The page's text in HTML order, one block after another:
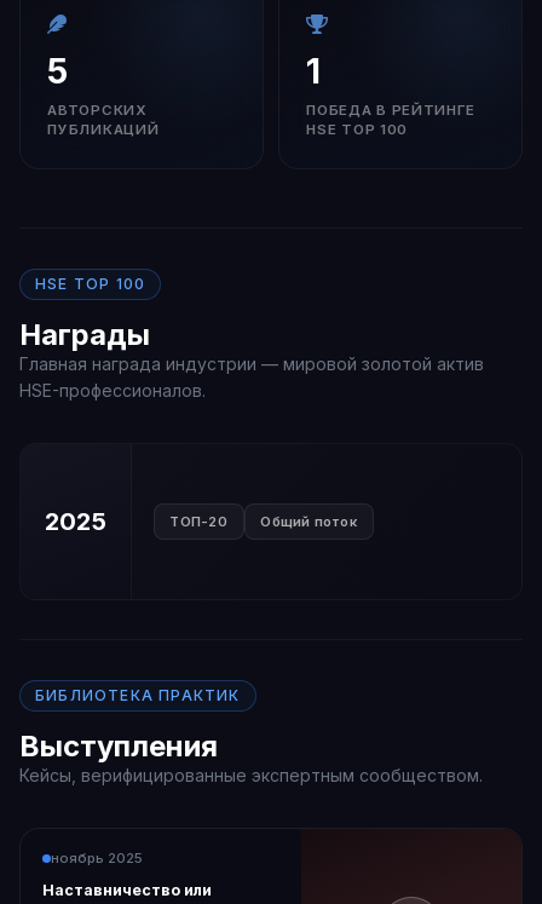
5
АВТОРСКИХ
ПУБЛИКАЦИЙ
1
ПОБЕДА В РЕЙТИНГЕ
HSE TOP 100
HSE TOP 100
Награды
Главная награда индустрии — мировой золотой актив
HSE-профессионалов.
2025 ТОП-20 Общий поток
БИБЛИОТЕКА ПРАКТИК
Выступления
Кейсы, верифицированные экспертным сообществом.
ноябрь 2025
Наставничество или